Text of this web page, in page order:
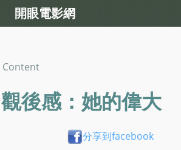
觀後感：她的偉大
分享到facebook
開眼電影網